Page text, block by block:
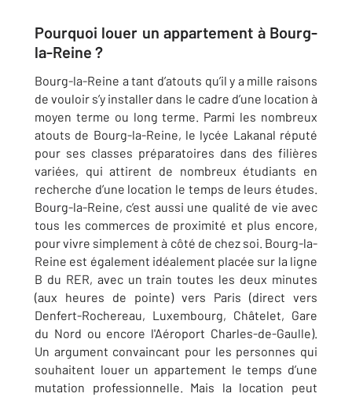
Pourquoi louer un appartement à Bourg-
la-Reine ?
Bourg-la-Reine a tant d’atouts qu’il y a mille raisons
de vouloir s’y installer dans le cadre d’une location à
moyen terme ou long terme. Parmi les nombreux
atouts de Bourg-la-Reine, le lycée Lakanal réputé
pour ses classes préparatoires dans des filières
variées, qui attirent de nombreux étudiants en
recherche d’une location le temps de leurs études.
Bourg-la-Reine, c’est aussi une qualité de vie avec
tous les commerces de proximité et plus encore,
pour vivre simplement à côté de chez soi. Bourg-la-
Reine est également idéalement placée sur la ligne
B du RER, avec un train toutes les deux minutes
(aux heures de pointe) vers Paris (direct vers
Denfert-Rochereau, Luxembourg, Châtelet, Gare
du Nord ou encore l'Aéroport Charles-de-Gaulle).
Un argument convaincant pour les personnes qui
souhaitent louer un appartement le temps d’une
mutation professionnelle. Mais la location peut